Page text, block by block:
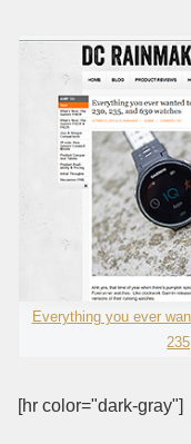
Everything you ever
[hr color="dark-gray"]